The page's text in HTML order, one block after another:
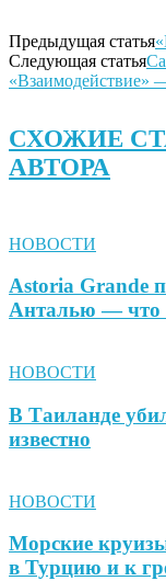
Предыдущая статья
Следующая статья
«Взаимодействие»
СХОЖИЕ
АВТОРА
НОВОСТИ
Astoria Grande
Анталью — что
НОВОСТИ
В Таиланде
известно
НОВОСТИ
Морские
в Турцию и к